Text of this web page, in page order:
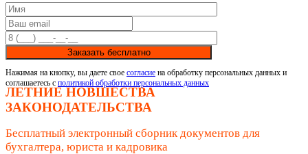
Заказать бесплатно
Нажимая на кнопку, вы даете свое согласие на обработку персональных данных и
соглашаетесь с политикой обработки персональных данных
ЛЕТНИЕ НОВШЕСТВА
ЗАКОНОДАТЕЛЬСТВА
Бесплатный электронный сборник документов для
бухгалтера, юриста и кадровика